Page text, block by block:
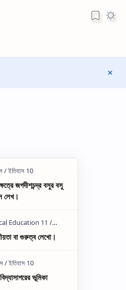
জগদীশচন্দ্র বসুর বসু
লেখ।
বা গুরুত্ব লেখো।
ভূমিকা